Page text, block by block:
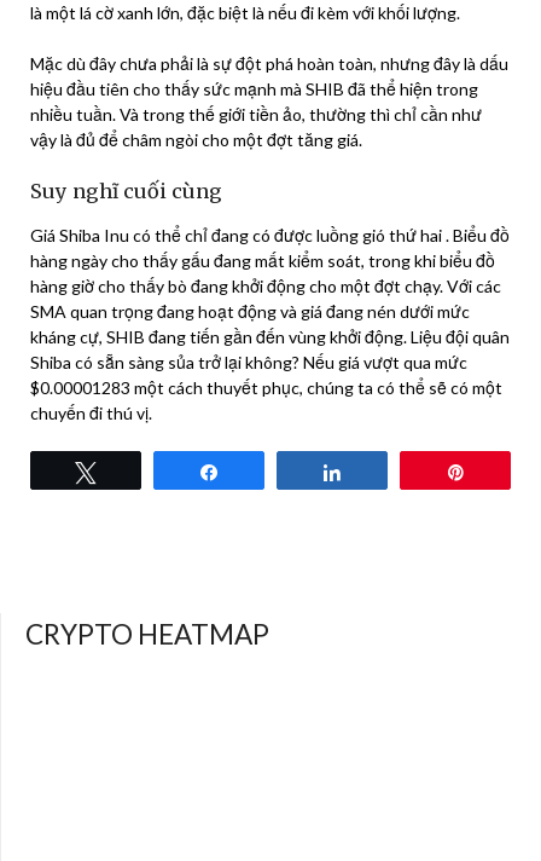
là một lá cờ xanh lớn, đặc biệt là nếu đi kèm với khối lượng.
Mặc dù đây chưa phải là sự đột phá hoàn toàn, nhưng đây là dấu
hiệu đầu tiên cho thấy sức mạnh mà SHIB đã thể hiện trong
nhiều tuần. Và trong thế giới tiền ảo, thường thì chỉ cần như
vậy là đủ để châm ngòi cho một đợt tăng giá.
Suy nghĩ cuối cùng
Giá Shiba Inu có thể chỉ đang có được luồng gió thứ hai . Biểu đồ
hàng ngày cho thấy gấu đang mất kiểm soát, trong khi biểu đồ
hàng giờ cho thấy bò đang khởi động cho một đợt chạy. Với các
SMA quan trọng đang hoạt động và giá đang nén dưới mức
kháng cự, SHIB đang tiến gần đến vùng khởi động. Liệu đội quân
Shiba có sẵn sàng sủa trở lại không? Nếu giá vượt qua mức
$0.00001283 một cách thuyết phục, chúng ta có thể sẽ có một
chuyến đi thú vị.
CRYPTO HEATMAP